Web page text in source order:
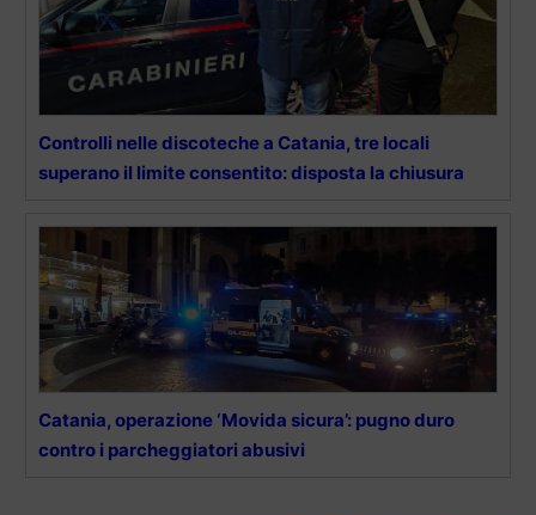
Controlli nelle discoteche a Catania, tre locali
superano il limite consentito: disposta la chiusura
Catania, operazione ‘Movida sicura’: pugno duro
contro i parcheggiatori abusivi